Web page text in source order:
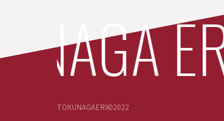
TOKUNAGAERI©️2022